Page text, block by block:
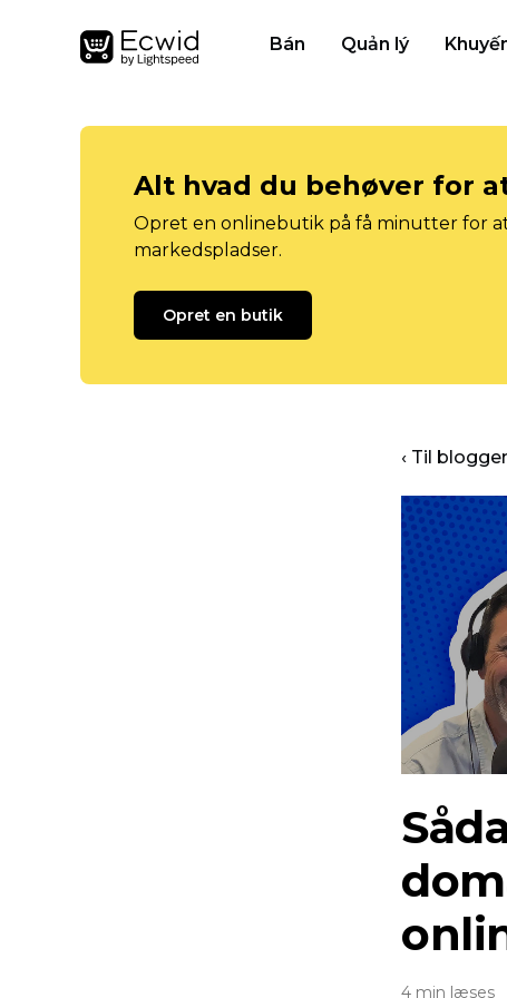
Bán Quản lý
Alt hvad du behøver for
Opret en onlinebutik på få minutter for
markedspladser.
Opret en butik
‹ Til
4 min læses